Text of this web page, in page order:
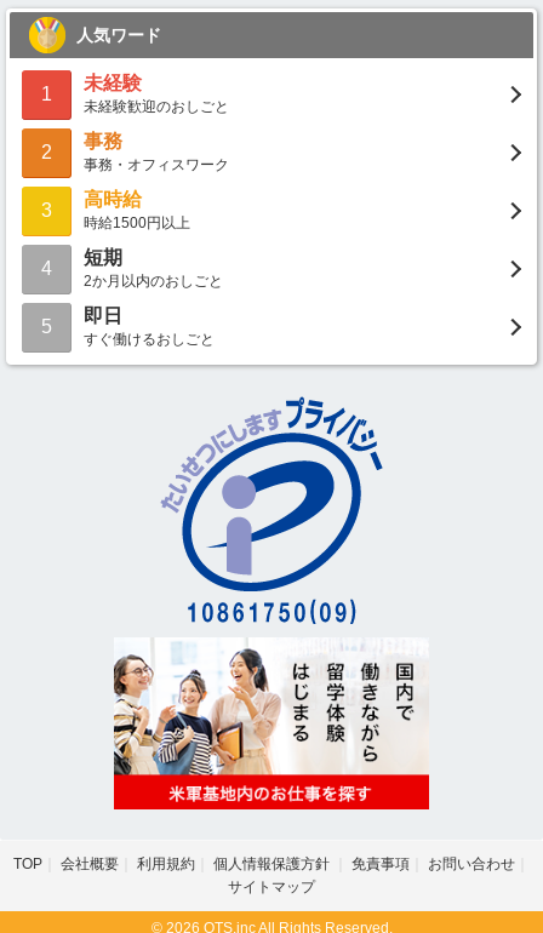
人気ワード
1
未経験
未経験歓迎のおしごと
2
事務
事務・オフィスワーク
3
高時給
時給1500円以上
4
短期
2か月以内のおしごと
5
即日
すぐ働けるおしごと
TOP 会社概要 利用規約 個人情報保護方針 免責事項
お問い合わせ
サイトマップ
© 2026 OTS.inc All Rights Reserved.